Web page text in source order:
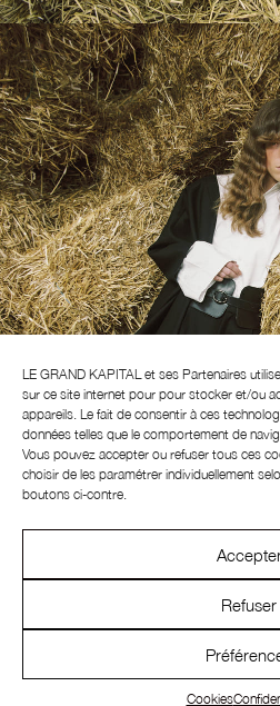
LE GRAND KAPITAL et ses Partenaires
sur ce site internet pour pour stocker et/ou
appareils. Le fait de consentir à ces
données telles que le comportement de
Vous pouvez accepter ou refuser tous ces
choisir de les paramétrer individuellement
boutons ci-contre.
Refuser
Cookies